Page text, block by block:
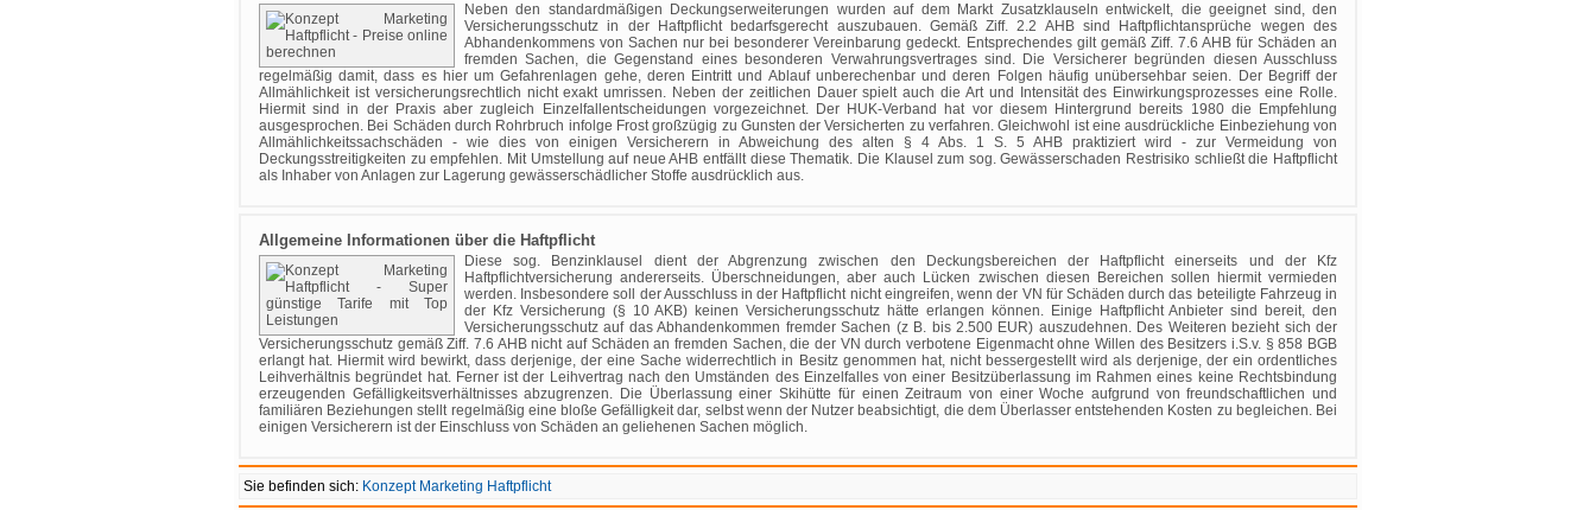
Neben den standardmäßigen Deckungserweiterungen wurden auf dem Markt Zusatzklauseln entwickelt, die geeignet sind, den
Versicherungsschutz in der Haftpflicht bedarfsgerecht auszubauen. Gemäß Ziff. 2.2 AHB sind Haftpflichtansprüche wegen des
Abhandenkommens von Sachen nur bei besonderer Vereinbarung gedeckt. Entsprechendes gilt gemäß Ziff. 7.6 AHB für Schäden an
fremden Sachen, die Gegenstand eines besonderen Verwahrungsvertrages sind. Die Versicherer begründen diesen Ausschluss
regelmäßig damit, dass es hier um Gefahrenlagen gehe, deren Eintritt und Ablauf unberechenbar und deren Folgen häufig unübersehbar seien. Der Begriff der
Allmählichkeit ist versicherungsrechtlich nicht exakt umrissen. Neben der zeitlichen Dauer spielt auch die Art und Intensität des Einwirkungsprozesses eine Rolle.
Hiermit sind in der Praxis aber zugleich Einzelfallentscheidungen vorgezeichnet. Der HUK-Verband hat vor diesem Hintergrund bereits 1980 die Empfehlung
ausgesprochen. Bei Schäden durch Rohrbruch infolge Frost großzügig zu Gunsten der Versicherten zu verfahren. Gleichwohl ist eine ausdrückliche Einbeziehung von
Allmählichkeitssachschäden - wie dies von einigen Versicherern in Abweichung des alten § 4 Abs. 1 S. 5 AHB praktiziert wird - zur Vermeidung von
Deckungsstreitigkeiten zu empfehlen. Mit Umstellung auf neue AHB entfällt diese Thematik. Die Klausel zum sog. Gewässerschaden Restrisiko schließt die Haftpflicht
als Inhaber von Anlagen zur Lagerung gewässerschädlicher Stoffe ausdrücklich aus.
Allgemeine Informationen über die Haftpflicht
Diese sog. Benzinklausel dient der Abgrenzung zwischen den Deckungsbereichen der Haftpflicht einerseits und der Kfz
Haftpflichtversicherung andererseits. Überschneidungen, aber auch Lücken zwischen diesen Bereichen sollen hiermit vermieden
werden. Insbesondere soll der Ausschluss in der Haftpflicht nicht eingreifen, wenn der VN für Schäden durch das beteiligte Fahrzeug in
der Kfz Versicherung (§ 10 AKB) keinen Versicherungsschutz hätte erlangen können. Einige Haftpflicht Anbieter sind bereit, den
Versicherungsschutz auf das Abhandenkommen fremder Sachen (z B. bis 2.500 EUR) auszudehnen. Des Weiteren bezieht sich der
Versicherungsschutz gemäß Ziff. 7.6 AHB nicht auf Schäden an fremden Sachen, die der VN durch verbotene Eigenmacht ohne Willen des Besitzers i.S.v. § 858 BGB
erlangt hat. Hiermit wird bewirkt, dass derjenige, der eine Sache widerrechtlich in Besitz genommen hat, nicht bessergestellt wird als derjenige, der ein ordentliches
Leihverhältnis begründet hat. Ferner ist der Leihvertrag nach den Umständen des Einzelfalles von einer Besitzüberlassung im Rahmen eines keine Rechtsbindung
erzeugenden Gefälligkeitsverhältnisses abzugrenzen. Die Überlassung einer Skihütte für einen Zeitraum von einer Woche aufgrund von freundschaftlichen und
familiären Beziehungen stellt regelmäßig eine bloße Gefälligkeit dar, selbst wenn der Nutzer beabsichtigt, die dem Überlasser entstehenden Kosten zu begleichen. Bei
einigen Versicherern ist der Einschluss von Schäden an geliehenen Sachen möglich.
Sie befinden sich: Konzept Marketing Haftpflicht